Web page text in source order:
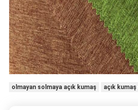
olmayan solmaya açık kumaş açık kumaş